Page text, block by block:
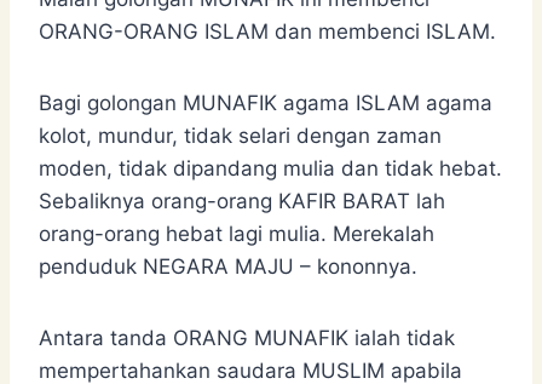
ORANG-ORANG ISLAM dan membenci ISLAM.
Bagi golongan MUNAFIK agama ISLAM agama
kolot, mundur, tidak selari dengan zaman
moden, tidak dipandang mulia dan tidak hebat.
Sebaliknya orang-orang KAFIR BARAT lah
orang-orang hebat lagi mulia. Merekalah
penduduk NEGARA MAJU – kononnya.
Antara tanda ORANG MUNAFIK ialah tidak
mempertahankan saudara MUSLIM apabila